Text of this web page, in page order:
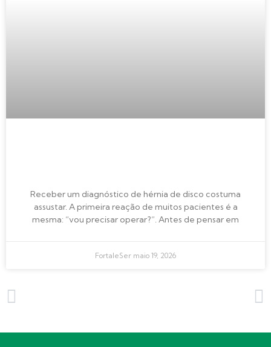
Receber um diagnóstico de hérnia de disco costuma
assustar. A primeira reação de muitos pacientes é a
mesma: “vou precisar operar?”. Antes de pensar em
FortaleSer maio 19, 2026